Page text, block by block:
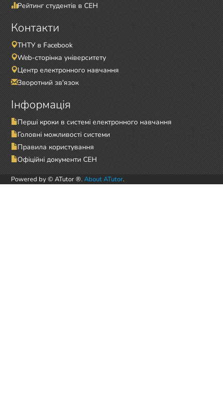
Рейтинг студентів в СЕН
Контакти
ТНТУ в Facebook
Web-сторінка університету
Центр електронного навчання
Зворотний зв'язок
Інформація
Перші кроки в системі електронного навчання
Головні можливості системи
Правила користування
Офіційні документи СЕН
Powered by © ATutor ®. About ATutor.